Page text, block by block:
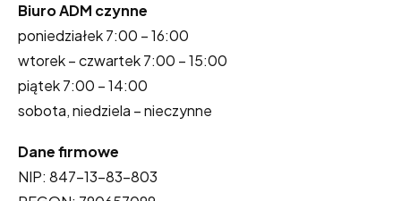
Biuro ADM czynne
poniedziałek 7:00 – 16:00
wtorek – czwartek 7:00 – 15:00
piątek 7:00 – 14:00
sobota, niedziela – nieczynne
Dane firmowe
NIP: 847-13-83-803